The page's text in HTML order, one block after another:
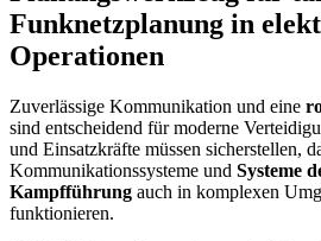
Funknetzplanung in
Operationen
Zuverlässige Kommunikation und eine
sind entscheidend für moderne
und Einsatzkräfte müssen sicherstellen,
Kommunikationssysteme und Systeme
Kampfführung auch in komplexen
funktionieren.